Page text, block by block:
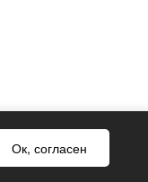
Ок, согласен